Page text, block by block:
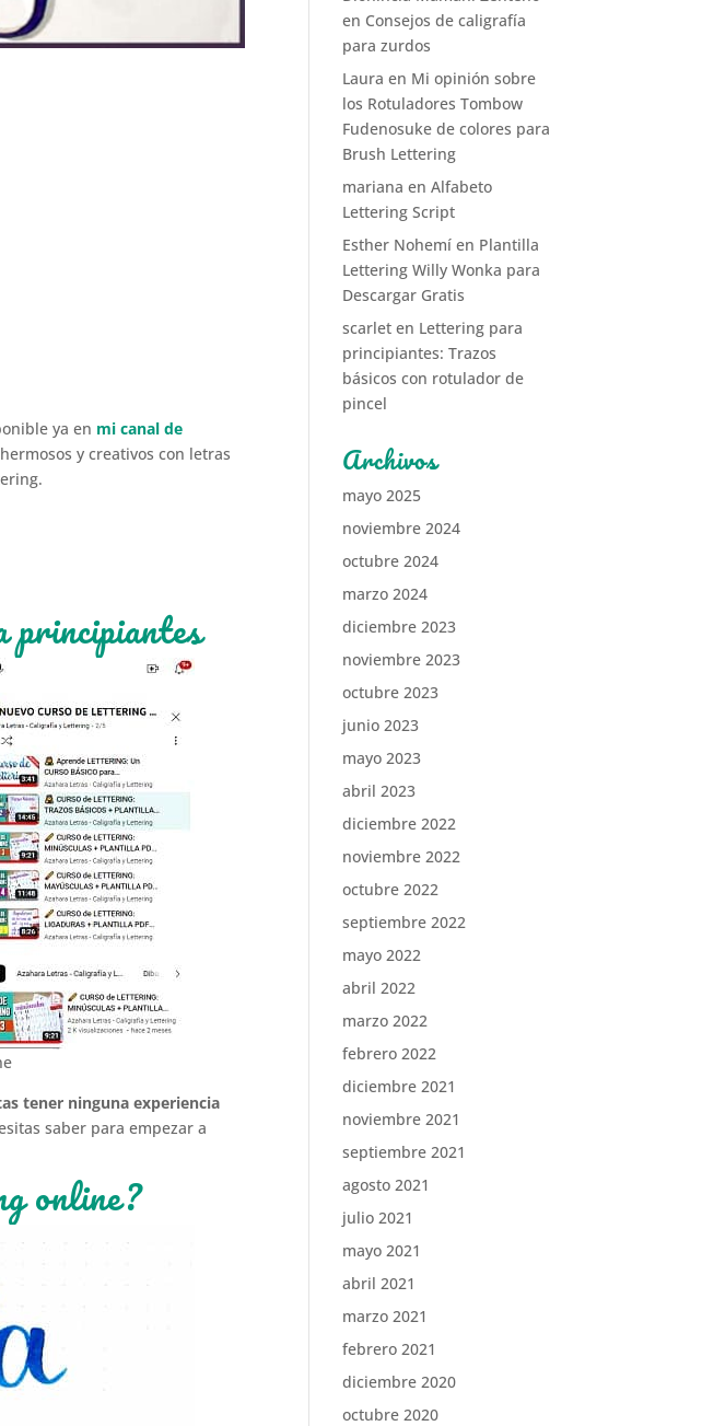
ya en mi canal de
y creativos con letras
principiantes
tener ninguna experiencia
saber para empezar a
online?
en Consejos de caligrafía
para zurdos
Laura en Mi opinión sobre
los Rotuladores Tombow
Fudenosuke de colores para
Brush Lettering
mariana enAlfabeto
Lettering Script
Esther Nohemí en Plantilla
Lettering Willy Wonka para
Descargar Gratis
scarlet en Lettering para
principiantes: Trazos
básicos con rotulador de
pincel
Archivos
mayo 2025
noviembre 2024
octubre 2024
marzo 2024
diciembre 2023
noviembre 2023
octubre 2023
junio 2023
mayo 2023
abril 2023
diciembre 2022
noviembre 2022
octubre 2022
septiembre 2022
mayo 2022
abril 2022
marzo 2022
febrero 2022
diciembre 2021
noviembre 2021
septiembre 2021
agosto 2021
julio 2021
mayo 2021
abril 2021
marzo 2021
febrero 2021
diciembre 2020
octubre 2020